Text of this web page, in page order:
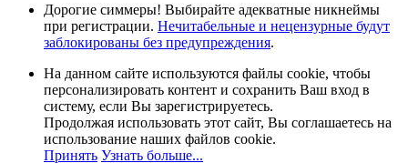
Дорогие симмеры! Выбирайте адекватные никнеймы
при регистрации. Нечитабельные и нецензурные будут
заблокированы без предупреждения.
На данном сайте используются файлы cookie, чтобы
персонализировать контент и сохранить Ваш вход в
систему, если Вы зарегистрируетесь.
Продолжая использовать этот сайт, Вы соглашаетесь на
использование наших файлов cookie.
Принять Узнать больше...